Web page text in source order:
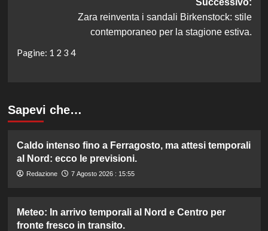
Successivo:
Zara reinventa i sandali Birkenstock: stile
contemporaneo per la stagione estiva.
Pagine: 1 2 3 4
Sapevi che…
Caldo intenso fino a Ferragosto, ma attesi temporali
al Nord: ecco le previsioni.
Redazione 7 Agosto 2026 : 15:55
Meteo: In arrivo temporali al Nord e Centro per
fronte fresco in transito.